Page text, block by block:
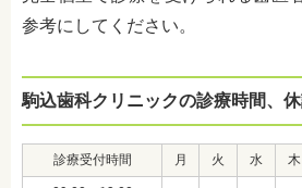
参考にしてください。
駒込歯科クリニックの診療時間、
診療受付時間 月 火 水 木